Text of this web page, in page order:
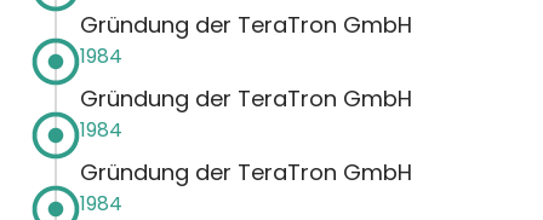
Gründung der TeraTron GmbH
1984
Gründung der TeraTron GmbH
1984
Gründung der TeraTron GmbH
1984